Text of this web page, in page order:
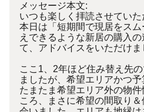
メッセージ本文:
いつも楽しく拝読させていた
本日は「短期間で現居をス
えできるような新居の購入
て、アドバイスをいただけま
ここ1、2年ほど住み替え先
ましたが、希望エリアかつ予
たまたま希望エリア外の物
ころ、まさに希望の間取り